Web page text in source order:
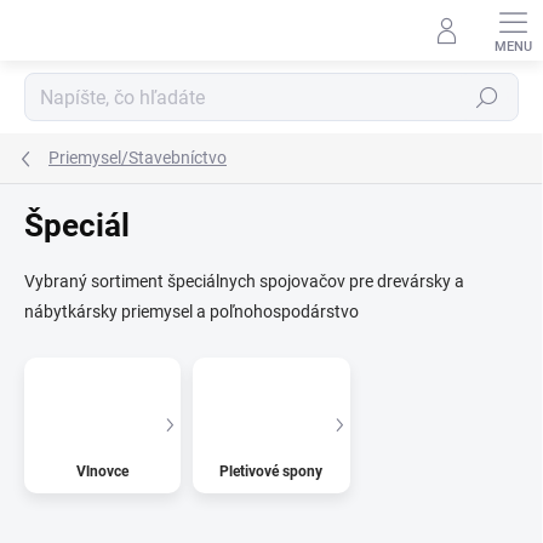
Hľadať
Priemysel/Stavebníctvo
Špeciál
Vybraný sortiment špeciálnych spojovačov pre drevársky a
nábytkársky priemysel a poľnohospodárstvo
Vlnovce Pletivové spony